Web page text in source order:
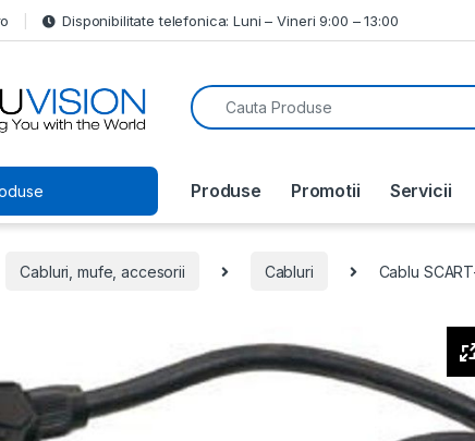
Disponibilitate telefonica: Luni – Vineri 9:00 – 13:00
Produse Promotii Servicii
Cabluri, mufe, accesorii Cabluri Cablu